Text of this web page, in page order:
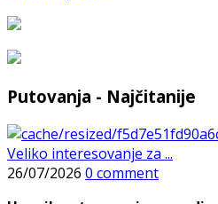
Putovanja - Najčitanije
Veliko interesovanje za ...
26/07/2026 0 comment